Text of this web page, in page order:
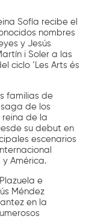
Sofía recibe el
nombres
y Jesús
i Soler a las
ciclo ‘Les Arts és
familias de
de los
reina de la
su debut en
escenarios
América.
e
Méndez
en la